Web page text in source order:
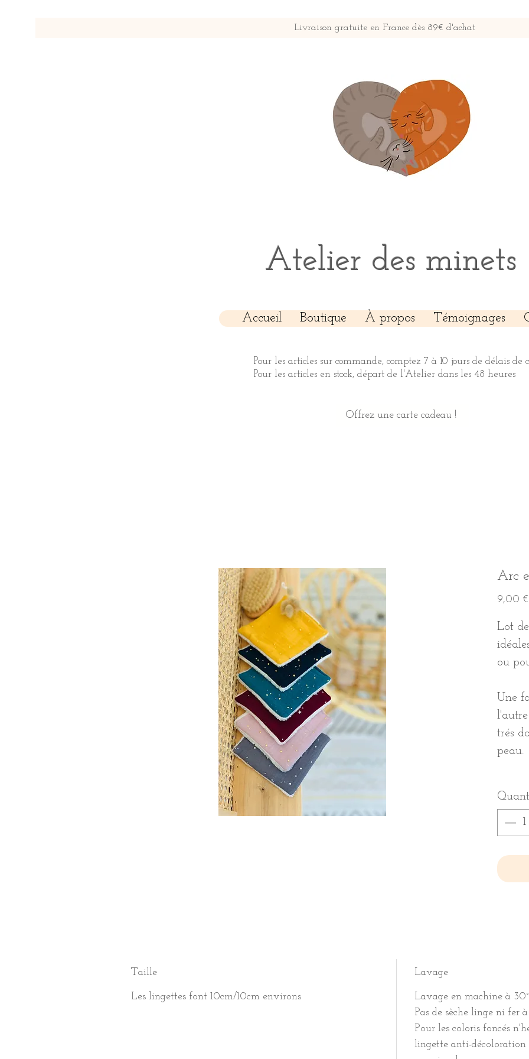
Livraison gratuite en France dès 89€ d'achat
Atelier des minets
Accueil Boutique À propos Témoignages
Pour les articles sur commande, comptez 7 à 10 jours de délais de
Pour les articles en stock, départ de l'Atelier dans les 48 heures
Offrez une carte cadeau !
Arc
9,00 €
Lot
ou
Une
trés
peau.
Taille
Les lingettes font 10cm/10cm environs
Lavage
Lavage en machine à 30°
Pas de sèche linge ni fer à
Pour les coloris foncés
lingette anti-